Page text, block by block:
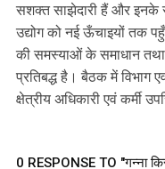
सशक्त साझेदारी हैं और इनके
उद्योग को नई ऊँचाइयों तक
की समस्याओं के समाधान तथा
प्रतिबद्ध है। बैठक में विभाग
क्षेत्रीय अधिकारी एवं कर्मी
0 RESPONSE TO "गन्ना